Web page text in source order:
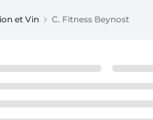
et Vin C. Fitness Beynost